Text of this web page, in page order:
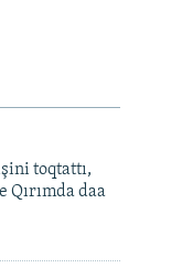
toqtattı,
daa